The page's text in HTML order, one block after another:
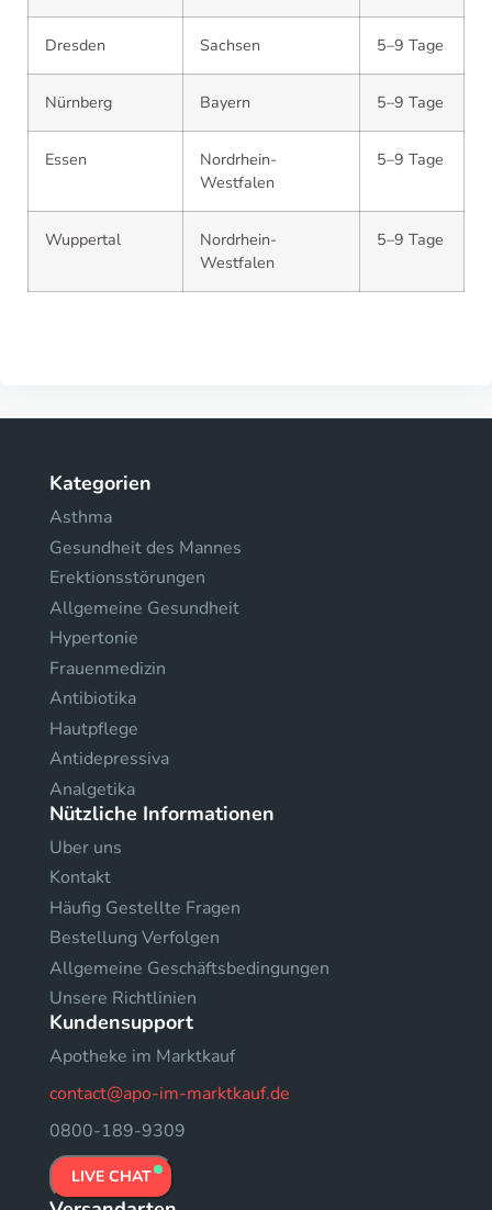
Dresden Sachsen 5–9 Tage
Nürnberg Bayern 5–9 Tage
Essen
Nordrhein-
Westfalen
5–9 Tage
Wuppertal
Nordrhein-
Westfalen
5–9 Tage
Kategorien
Asthma
Gesundheit des Mannes
Erektionsstörungen
Allgemeine Gesundheit
Hypertonie
Frauenmedizin
Antibiotika
Hautpflege
Antidepressiva
Analgetika
Nützliche Informationen
Uber uns
Kontakt
Häufig Gestellte Fragen
Bestellung Verfolgen
Allgemeine Geschäftsbedingungen
Unsere Richtlinien
Kundensupport
Apotheke im Marktkauf
contact@apo-im-marktkauf.de
0800-189-9309
LIVE CHAT